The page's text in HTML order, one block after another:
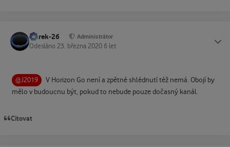
Marek-26 Administrátor
Odesláno 23. března 2020 6 let
@J2019
V Horizon Go není a zpětné shlédnutí též nemá. Obojí by
mělo v budoucnu být, pokud to nebude pouze dočasný kanál.
Citovat